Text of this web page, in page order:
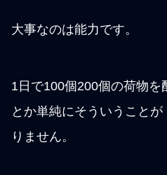
大事なのは能力です。
1日で100個200個の荷物を
とか単純にそういうこと
りません。